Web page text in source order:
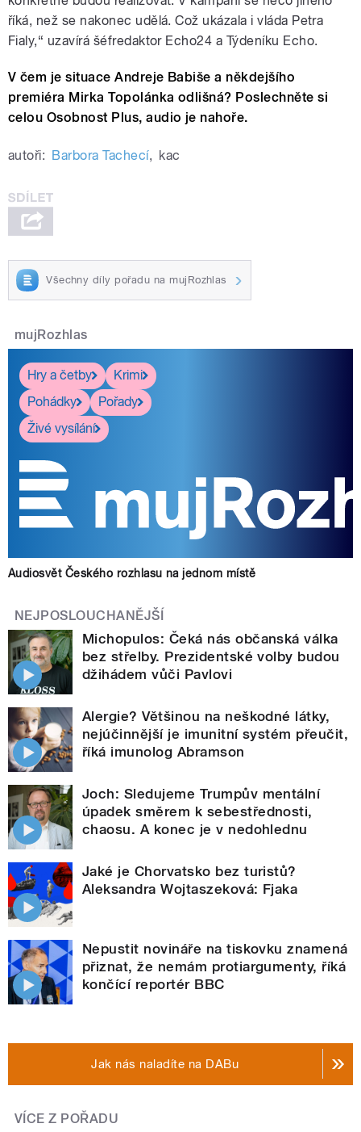
říká, než se nakonec udělá. Což ukázala i vláda Petra
Fialy,“ uzavírá šéfredaktor Echo24 a Týdeníku Echo.
V čem je situace Andreje Babiše a někdejšího
premiéra Mirka Topolánka odlišná? Poslechněte si
celou Osobnost Plus, audio je nahoře.
autoři: Barbora Tachecí, kac
Všechny díly pořadu na mujRozhlas
mujRozhlas
Hry a četby
Krimi
Pohádky
Pořady
Živé vysílání
Audiosvět Českého rozhlasu na jednom místě
NEJPOSLOUCHANĚJŠÍ
Michopulos: Čeká nás občanská válka
bez střelby. Prezidentské volby budou
džihádem vůči Pavlovi
Alergie? Většinou na neškodné látky,
nejúčinnější je imunitní systém přeučit,
říká imunolog Abramson
Joch: Sledujeme Trumpův mentální
úpadek směrem k sebestřednosti,
chaosu. A konec je v nedohlednu
Jaké je Chorvatsko bez turistů?
Aleksandra Wojtaszeková: Fjaka
Nepustit novináře na tiskovku znamená
přiznat, že nemám protiargumenty, říká
končící reportér BBC
Jak nás naladíte na DABu
VÍCE Z POŘADU